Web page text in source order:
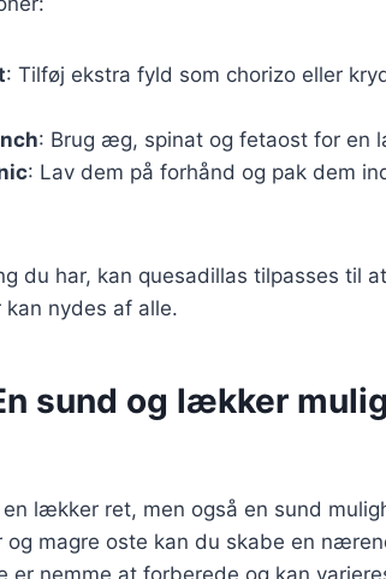
: Tilføj ekstra fyld som chorizo eller
: Brug æg, spinat og fetaost for en
: Lav dem på forhånd og pak dem
du har, kan quesadillas tilpasses til
nydes af alle.
sund og lækker
lækker ret, men også en sund
magre oste kan du skabe en
er nemme at forberede og kan